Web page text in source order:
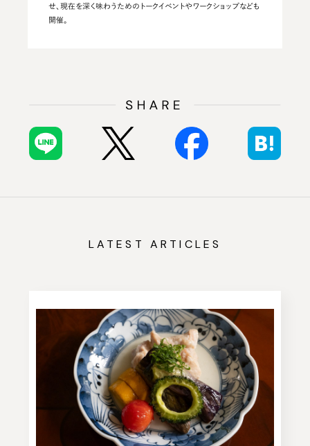
せ、現在を深く味わうためのトークイベントやワークショップなども
開催。
LATEST ARTICLES